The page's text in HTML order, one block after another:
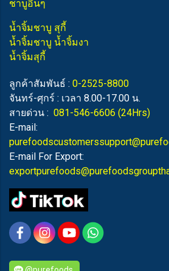
ชาบูอื่นๆ
น้ำจิ้มชาบู สุกี้
น้ำจิ้มชาบู น้ำจิ้มงา
น้ำจิ้มสุกี้
ลูกค้าสัมพันธ์ : 0-2525-8800
จันทร์-ศุกร์ : เวลา 8.00-17.00 น.
สายด่วน : 081-546-6606 (24Hrs)
E-mail:
E-mail For Export: